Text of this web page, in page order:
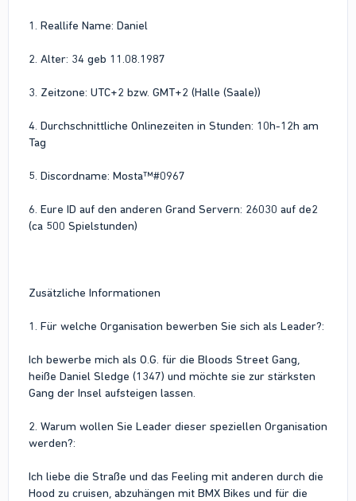
1. Reallife Name: Daniel
2. Alter: 34 geb 11.08.1987
3. Zeitzone: UTC+2 bzw. GMT+2 (Halle (Saale))
4. Durchschnittliche Onlinezeiten in Stunden: 10h-12h am
Tag
5. Discordname: Mosta™#0967
6. Eure ID auf den anderen Grand Servern: 26030 auf de2
(ca 500 Spielstunden)
Zusätzliche Informationen
1. Für welche Organisation bewerben Sie sich als Leader?:
Ich bewerbe mich als O.G. für die Bloods Street Gang,
heiße Daniel Sledge (1347) und möchte sie zur stärksten
Gang der Insel aufsteigen lassen.
2. Warum wollen Sie Leader dieser speziellen Organisation
werden?:
Ich liebe die Straße und das Feeling mit anderen durch die
Hood zu cruisen, abzuhängen mit BMX Bikes und für die